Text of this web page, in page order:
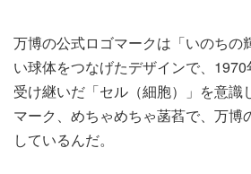
万博の公式ロゴマークは「いのちの
い球体をつなげたデザインで、
受け継いだ「セル（細胞）」を意識
マーク、めちゃめちゃ菡萏で、万博
しているんだ。